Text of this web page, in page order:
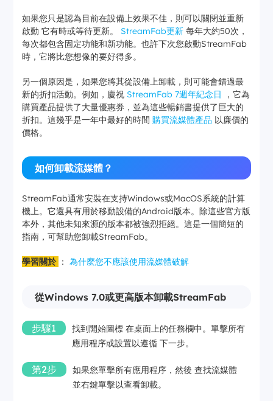
如果您只是認為目前在設備上效果不佳，則可以關閉並重新
啟動 它有時或等待更新。 StreamFab更新每年大約50次，
每次都包含固定功能和新功能。也許下次您啟動StreamFab
時，它將比您想像的要好得多。
另一個原因是，如果您將其從設備上卸載，則可能會錯過最
新的折扣活動。例如，慶祝 StreamFab 7週年紀念日
，它為
購買產品提供了大量優惠券，並為這些暢銷書提供了巨大的
折扣。這幾乎是一年中最好的時間購買流媒體產品 以廉價的
價格。
如何卸載流媒體？
StreamFab通常安裝在支持Windows或MacOS系統的計算
機上。它還具有用於移動設備的Android版本。除這些官方版
本外，其他未知來源的版本都被強烈拒絕。這是一個簡短的
指南，可幫助您卸載StreamFab。
學習關於 ：為什麼您不應該使用流媒體破解
從Windows 7.0或更高版本卸載StreamFab
步驟1
找到開始圖標 在桌面上的任務欄中。單擊所有
應用程序或設置以遵循 下一步。
第2步
如果您單擊所有應用程序，然後 查找流媒體
並右鍵單擊以查看卸載。